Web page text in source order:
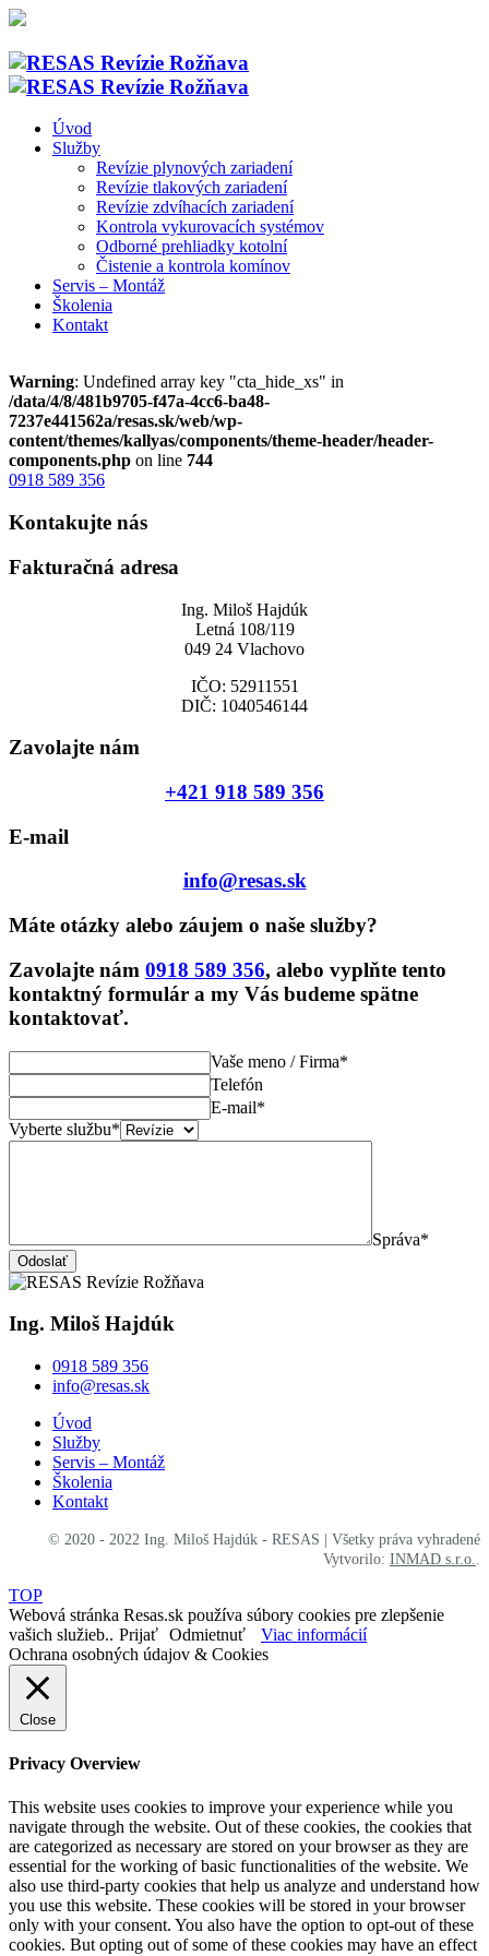
Úvod
Služby
Revízie plynových zariadení
Revízie tlakových zariadení
Revízie zdvíhacích zariadení
Kontrola vykurovacích systémov
Odborné prehliadky kotolní
Čistenie a kontrola komínov
Servis – Montáž
Školenia
Kontakt
Warning: Undefined array key "cta_hide_xs" in
/data/4/8/481b9705-f47a-4cc6-ba48-
7237e441562a/resas.sk/web/wp-
content/themes/kallyas/components/theme-header/header-
components.php on line 744
0918 589 356
Kontakujte nás
Fakturačná adresa
Ing. Miloš Hajdúk
Letná 108/119
049 24 Vlachovo
IČO: 52911551
DIČ: 1040546144
Zavolajte nám
+421 918 589 356
E-mail
info@resas.sk
Máte otázky alebo záujem o naše služby?
Zavolajte nám 0918 589 356, alebo vyplňte tento
kontaktný formulár a my Vás budeme spätne
kontaktovať.
Vaše meno / Firma*
Telefón
E-mail*
Vyberte službu*
Správa*
Odoslať
Ing. Miloš Hajdúk
0918 589 356
info@resas.sk
Úvod
Služby
Servis – Montáž
Školenia
Kontakt
© 2020 - 2022 Ing. Miloš Hajdúk - RESAS | Všetky práva vyhradené
Vytvorilo: INMAD s.r.o..
TOP
Webová stránka Resas.sk používa súbory cookies pre zlepšenie
vašich služieb.. Prijať Odmietnuť
Viac informácií
Ochrana osobných údajov & Cookies
Close
Privacy Overview
This website uses cookies to improve your experience while you
navigate through the website. Out of these cookies, the cookies that
are categorized as necessary are stored on your browser as they are
essential for the working of basic functionalities of the website. We
also use third-party cookies that help us analyze and understand how
you use this website. These cookies will be stored in your browser
only with your consent. You also have the option to opt-out of these
cookies. But opting out of some of these cookies may have an effect